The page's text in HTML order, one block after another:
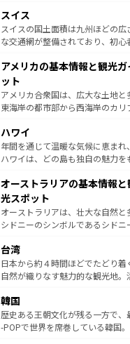
を参照してほしい。
は、お酒好きな人にはぜひ体験してほしい。
ドイツ情報はコンテンツ一覧を参
リアごとに異なる魅力がある。ま
ティー、ビール好きにはたまら
戦など、本場だからこそできる体
ンツ一覧を参照してほしい。
スイス
スイスの国土面積は九州ほどの
な交通網が整備されており、初心
の建物がそのまま残る町や、スイ
博物館もあり、アルプス観光だけ
ことができる。国民の所得が高い
者向けの交通パス提供のサービス
着のスイス情報は
アメリカの基本情報と観光
ット
アメリカ合衆国は、広大な土地と
東海岸の都市部から西海岸のカリ
のような巨大都市は、観光、ショ
ンメントが詰まった刺激的なスポ
西部には大自然が広がり、グラ
部のニューオーリンズでは、音楽
文化が魅力。旅行者はアメリカの
しみながら、その多様性と豊かな
るだろう。車でのロードトリップ
情報は
ハワイ
年間を通じて温暖な気候に恵まれ
ハワイは、どの島も独自の魅力を
ワイ島は見逃せない。また、定番
島だが、静かな自然を求めるなら
おすすめ。エメラルドグリーンに
文化や歴史が息づいている。「ア
人々、おいしいローカルフードや
ク、伝統的なフラダンスなど、す
っている。訪れるたびに新しい発
はコンテンツ一覧
オーストラリアの基本情報
光スポット
オーストラリアは、壮大な自然と
シドニーのシンボルであるシドニ
リアリーフや大陸中央部にそびえ
ク）、タスマニアの美しい原生林
ど、見どころがたくさん。また、
いる。アクティビティも充実して
ビング、ハイキングなど、アウト
い。オーストラリアの多彩な魅
台湾
日本から約４時間ほどでたどり着
自然が織りなす魅力的な観光地。
ン）、静ひつな山岳地帯である台
と山間の静けさが共存しており
驚きをもたらしてくれる。また
韓国
歴史ある王朝文化が残る一方で
-POPで世界を席巻している韓国